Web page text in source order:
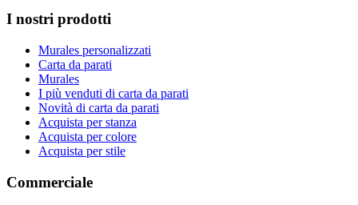
I nostri prodotti
Murales personalizzati
Carta da parati
Murales
I più venduti di carta da parati
Novità di carta da parati
Acquista per stanza
Acquista per colore
Acquista per stile
Commerciale